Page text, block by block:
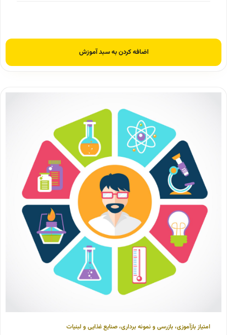
اضافه کردن به سبد آموزش
امتیاز بازآموزی، بازرسی و نمونه برداری،صنایع غذایی و لبنیات